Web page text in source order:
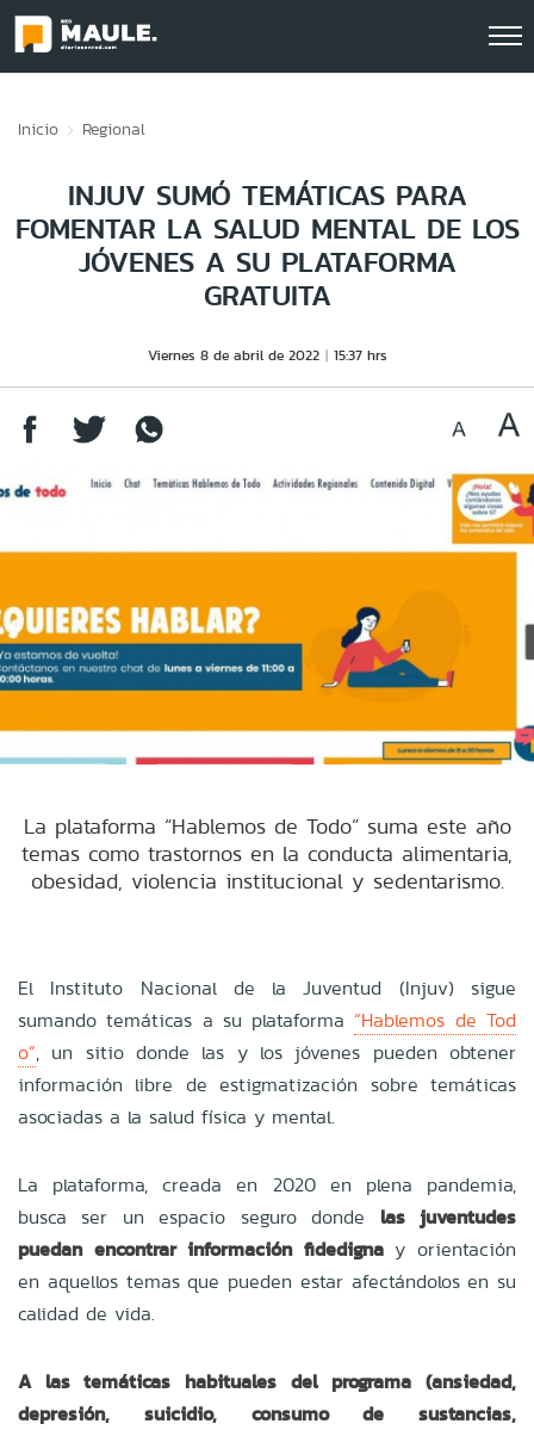
Inicio Regional
INJUV SUMÓ TEMÁTICAS PARA
FOMENTAR LA SALUD MENTAL DE LOS
JÓVENES A SU PLATAFORMA
GRATUITA
Viernes 8 de abril de 2022 15:37 hrs
La plataforma “Hablemos de Todo” suma este año
temas como trastornos en la conducta alimentaria,
obesidad, violencia institucional y sedentarismo.
El Instituto Nacional de la Juventud (Injuv) sigue
sumando temáticas a su plataforma “Hablemos de Tod
o”, un sitio donde las y los jóvenes pueden obtener
información libre de estigmatización sobre temáticas
asociadas a la salud física y mental.
La plataforma, creada en 2020 en plena pandemia,
busca ser un espacio seguro donde las juventudes
puedan encontrar información fidedignay orientación
en aquellos temas que pueden estar afectándolos en su
calidad de vida.
A las temáticas habituales del programa (ansiedad,
depresión, suicidio, consumo de sustancias,